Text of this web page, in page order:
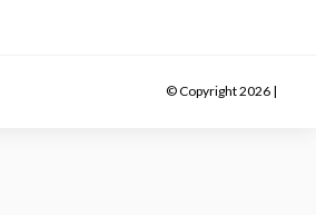
© Copyright 2026 |